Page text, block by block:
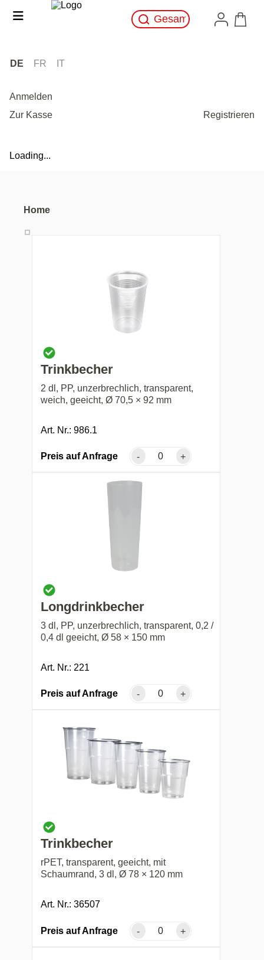
DE FR IT
Anmelden
Zur Kasse
Registrieren
Loading...
Home
Trinkbecher
2 dl, PP, unzerbrechlich, transparent,
weich, geeicht, Ø 70,5 × 92 mm
Art. Nr.: 986.1
Preis auf Anfrage - +
Longdrinkbecher
3 dl, PP, unzerbrechlich, transparent, 0,2 /
0,4 dl geeicht, Ø 58 × 150 mm
Art. Nr.: 221
Preis auf Anfrage - +
Trinkbecher
rPET, transparent, geeicht, mit
Schaumrand, 3 dl, Ø 78 × 120 mm
Art. Nr.: 36507
Preis auf Anfrage - +